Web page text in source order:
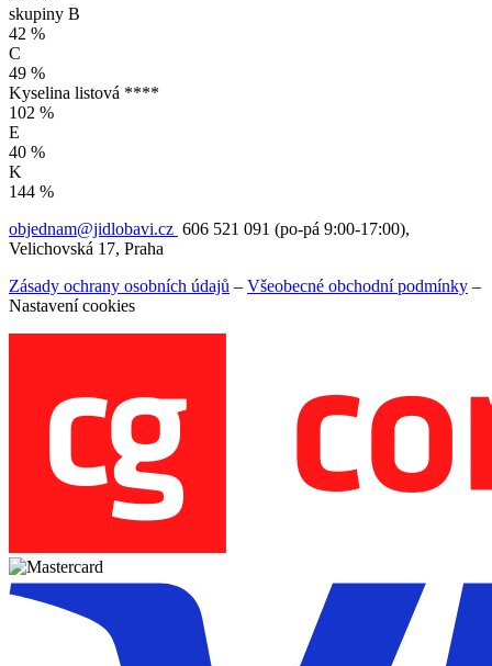
skupiny B
42 %
C
49 %
Kyselina listová ****
102 %
E
40 %
K
144 %
objednam@jidlobavi.cz 606 521 091 (po-pá 9:00-17:00),
Velichovská 17, Praha
Zásady ochrany osobních údajů – Všeobecné obchodní podmínky –
Nastavení cookies